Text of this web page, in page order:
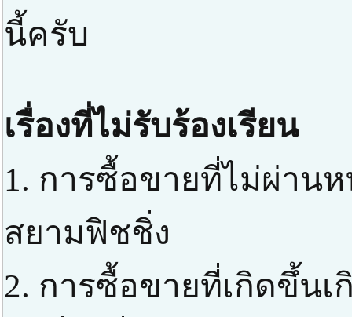
นี้ครับ
เรื่องที่ไม่รับร้องเรียน
1. การซื้อขายที่ไม่ผ่าน
สยามฟิชชิ่ง
2. การซื้อขายที่เกิดขึ้นเ